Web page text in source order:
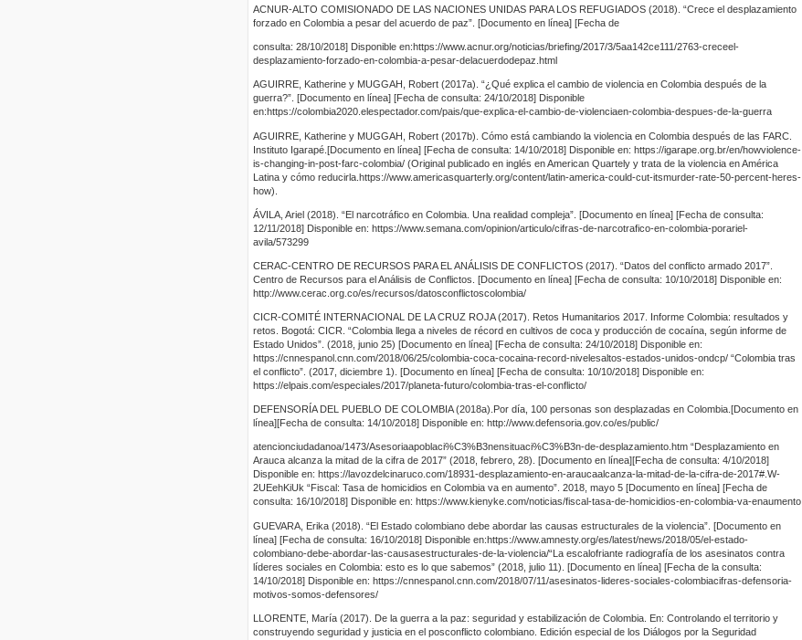
ACNUR-ALTO COMISIONADO DE LAS NACIONES UNIDAS PARA LOS REFUGIADOS (2018). “Crece el desplazamiento
forzado en Colombia a pesar del acuerdo de paz”. [Documento en línea] [Fecha de
consulta: 28/10/2018] Disponible en:https://www.acnur.org/noticias/briefing/2017/3/5aa142ce111/2763-creceel-
desplazamiento-forzado-en-colombia-a-pesar-delacuerdodepaz.html
AGUIRRE, Katherine y MUGGAH, Robert (2017a). “¿Qué explica el cambio de violencia en Colombia después de la
guerra?”. [Documento en línea] [Fecha de consulta: 24/10/2018] Disponible
en:https://colombia2020.elespectador.com/pais/que-explica-el-cambio-de-violenciaen-colombia-despues-de-la-guerra
AGUIRRE, Katherine y MUGGAH, Robert (2017b). Cómo está cambiando la violencia en Colombia después de las FARC.
Instituto Igarapé.[Documento en línea] [Fecha de consulta: 14/10/2018] Disponible en: https://igarape.org.br/en/howviolence-
is-changing-in-post-farc-colombia/ (Original publicado en inglés en American Quartely y trata de la violencia en América
Latina y cómo reducirla.https://www.americasquarterly.org/content/latin-america-could-cut-itsmurder-rate-50-percent-heres-
how).
ÁVILA, Ariel (2018). “El narcotráfico en Colombia. Una realidad compleja”. [Documento en línea] [Fecha de consulta:
12/11/2018] Disponible en: https://www.semana.com/opinion/articulo/cifras-de-narcotrafico-en-colombia-porariel-
avila/573299
CERAC-CENTRO DE RECURSOS PARA EL ANÁLISIS DE CONFLICTOS (2017). “Datos del conflicto armado 2017”.
Centro de Recursos para el Análisis de Conflictos. [Documento en línea] [Fecha de consulta: 10/10/2018] Disponible en:
http://www.cerac.org.co/es/recursos/datosconflictoscolombia/
CICR-COMITÉ INTERNACIONAL DE LA CRUZ ROJA (2017). Retos Humanitarios 2017. Informe Colombia: resultados y
retos. Bogotá: CICR. “Colombia llega a niveles de récord en cultivos de coca y producción de cocaína, según informe de
Estado Unidos”. (2018, junio 25) [Documento en línea] [Fecha de consulta: 24/10/2018] Disponible en:
https://cnnespanol.cnn.com/2018/06/25/colombia-coca-cocaina-record-nivelesaltos-estados-unidos-ondcp/ “Colombia tras
el conflicto”. (2017, diciembre 1). [Documento en línea] [Fecha de consulta: 10/10/2018] Disponible en:
https://elpais.com/especiales/2017/planeta-futuro/colombia-tras-el-conflicto/
DEFENSORÍA DEL PUEBLO DE COLOMBIA (2018a).Por día, 100 personas son desplazadas en Colombia.[Documento en
línea][Fecha de consulta: 14/10/2018] Disponible en: http://www.defensoria.gov.co/es/public/
atencionciudadanoa/1473/Asesoriaapoblaci%C3%B3nensituaci%C3%B3n-de-desplazamiento.htm “Desplazamiento en
Arauca alcanza la mitad de la cifra de 2017” (2018, febrero, 28). [Documento en línea][Fecha de consulta: 4/10/2018]
Disponible en: https://lavozdelcinaruco.com/18931-desplazamiento-en-araucaalcanza-la-mitad-de-la-cifra-de-2017#.W-
2UEehKiUk “Fiscal: Tasa de homicidios en Colombia va en aumento”. 2018, mayo 5 [Documento en línea] [Fecha de
consulta: 16/10/2018] Disponible en: https://www.kienyke.com/noticias/fiscal-tasa-de-homicidios-en-colombia-va-enaumento
GUEVARA, Erika (2018). “El Estado colombiano debe abordar las causas estructurales de la violencia”. [Documento en
línea] [Fecha de consulta: 16/10/2018] Disponible en:https://www.amnesty.org/es/latest/news/2018/05/el-estado-
colombiano-debe-abordar-las-causasestructurales-de-la-violencia/“La escalofriante radiografía de los asesinatos contra
líderes sociales en Colombia: esto es lo que sabemos” (2018, julio 11). [Documento en línea] [Fecha de la consulta:
14/10/2018] Disponible en: https://cnnespanol.cnn.com/2018/07/11/asesinatos-lideres-sociales-colombiacifras-defensoria-
motivos-somos-defensores/
LLORENTE, María (2017). De la guerra a la paz: seguridad y estabilización de Colombia. En: Controlando el territorio y
construyendo seguridad y justicia en el posconflicto colombiano. Edición especial de los Diálogos por la Seguridad